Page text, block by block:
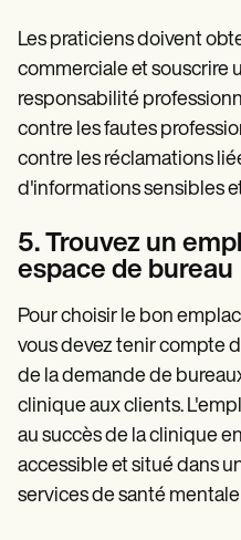
Les praticiens doivent
commerciale et souscrire
responsabilité
contre les fautes
contre les réclamations
d'informations sensibles
5. Trouvez un
espace de bureau
Pour choisir le bon
vous devez tenir compte
de la demande de
clinique aux clients.
au succès de la clinique
accessible et situé dans
services de santé